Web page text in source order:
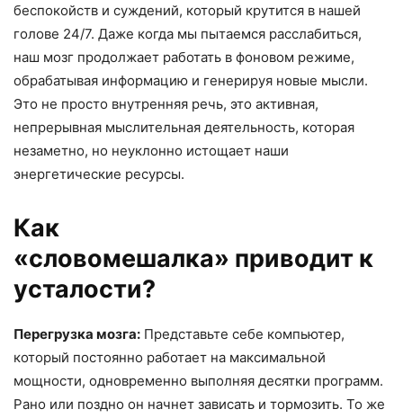
беспокойств и суждений, который крутится в нашей
голове 24/7. Даже когда мы пытаемся расслабиться,
наш мозг продолжает работать в фоновом режиме,
обрабатывая информацию и генерируя новые мысли.
Это не просто внутренняя речь, это активная,
непрерывная мыслительная деятельность, которая
незаметно, но неуклонно истощает наши
энергетические ресурсы.
Как
«словомешалка» приводит к
усталости?
Перегрузка мозга: Представьте себе компьютер,
который постоянно работает на максимальной
мощности, одновременно выполняя десятки программ.
Рано или поздно он начнет зависать и тормозить. То же